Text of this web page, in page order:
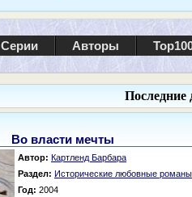
Серии Авторы
Последние
Во власти мечты
Автор: Картленд Барбара
Раздел: Исторические любовные романы
Год: 2004